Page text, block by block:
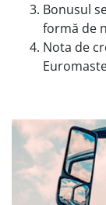
Bonusul
formă de
Nota de